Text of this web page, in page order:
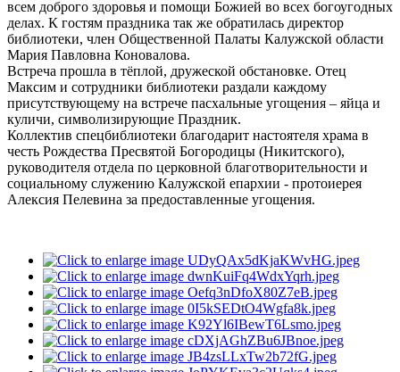
всем доброго здоровья и помощи Божией во всех богоугодных
делах. К гостям праздника так же обратилась директор
библиотеки, член Общественной Палаты Калужской области
Мария Павловна Коновалова.
Встреча прошла в тёплой, дружеской обстановке. Отец
Максим и сотрудники библиотеки раздали каждому
присутствующему на встрече пасхальные угощения – яйца и
куличи, символизирующие Праздник.
Коллектив спецбиблиотеки благодарит настоятеля храма в
честь Рождества Пресвятой Богородицы (Никитского),
руководителя отдела по церковной благотворительности и
социальному служению Калужской епархии - протоиерея
Алексия Пелевина за предоставленные угощения.